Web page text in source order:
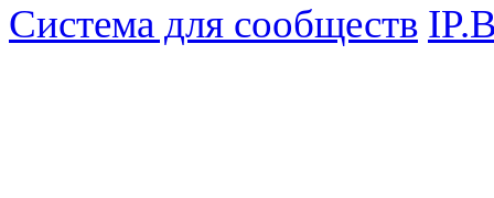
Система для сообществ